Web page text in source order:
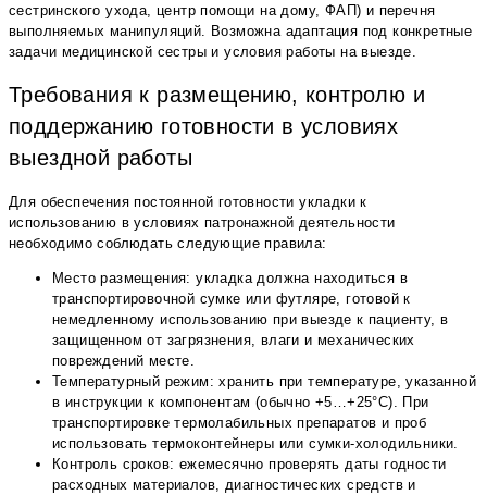
сестринского ухода, центр помощи на дому, ФАП) и перечня
выполняемых манипуляций. Возможна адаптация под конкретные
задачи медицинской сестры и условия работы на выезде.
Требования к размещению, контролю и
поддержанию готовности в условиях
выездной работы
Для обеспечения постоянной готовности укладки к
использованию в условиях патронажной деятельности
необходимо соблюдать следующие правила:
Место размещения: укладка должна находиться в
транспортировочной сумке или футляре, готовой к
немедленному использованию при выезде к пациенту, в
защищенном от загрязнения, влаги и механических
повреждений месте.
Температурный режим: хранить при температуре, указанной
в инструкции к компонентам (обычно +5…+25°С). При
транспортировке термолабильных препаратов и проб
использовать термоконтейнеры или сумки-холодильники.
Контроль сроков: ежемесячно проверять даты годности
расходных материалов, диагностических средств и